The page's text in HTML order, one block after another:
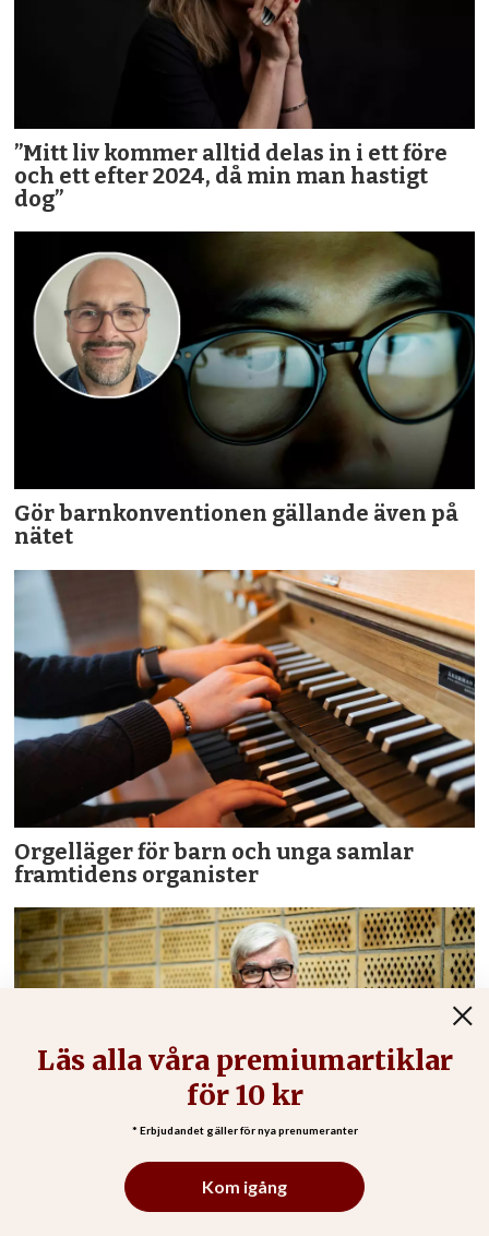
”Mitt liv kommer alltid delas in i ett före
och ett efter 2024, då min man hastigt
dog”
Gör barnkonventionen gällande även på
nätet
Orgelläger för barn och unga samlar
framtidens organister
Obegripligt varför jag ska be om ursäkt